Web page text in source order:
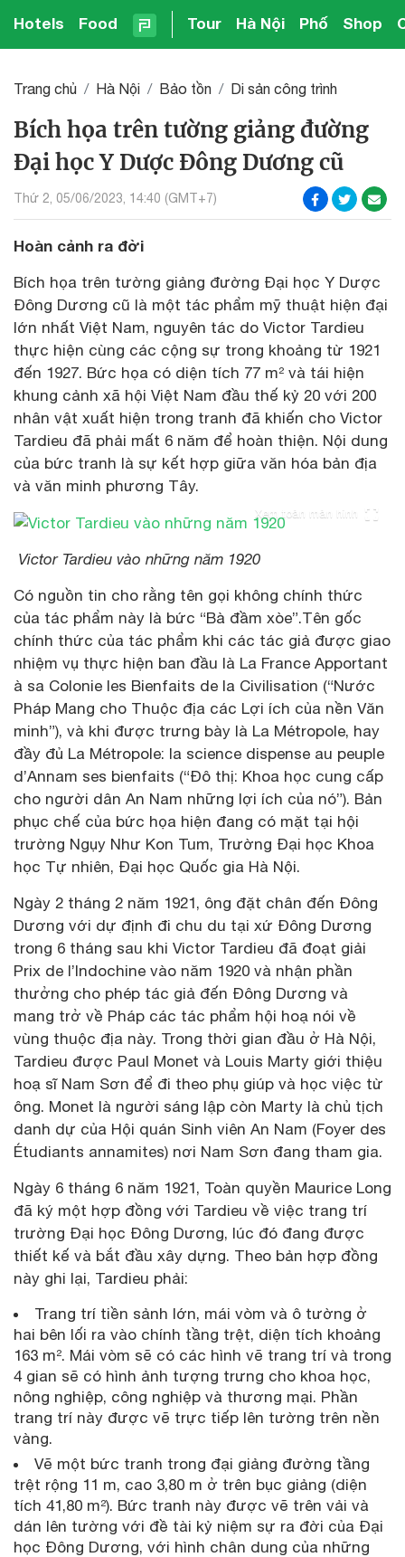
Hotels Food Tour Hà Nội Phố Shop
Trang chủ Hà Nội Bảo tồn Di sản công trình
Bích họa trên tường giảng đường
Đại học Y Dược Đông Dương cũ
Thứ 2, 05/06/2023, 14:40 (GMT+7)
Hoàn cảnh ra đời
Bích họa trên tường giảng đường Đại học Y Dược
Đông Dương cũ là một tác phẩm mỹ thuật hiện đại
lớn nhất Việt Nam, nguyên tác do Victor Tardieu
thực hiện cùng các cộng sự trong khoảng từ 1921
đến 1927. Bức họa có diện tích 77 m² và tái hiện
khung cảnh xã hội Việt Nam đầu thế kỷ 20 với 200
nhân vật xuất hiện trong tranh đã khiến cho Victor
Tardieu đã phải mất 6 năm để hoàn thiện. Nội dung
của bức tranh là sự kết hợp giữa văn hóa bản địa
và văn minh phương Tây.
Xem toàn màn hình
Victor Tardieu vào những năm 1920
Có nguồn tin cho rằng tên gọi không chính thức
của tác phẩm này là bức “Bà đầm xòe”.Tên gốc
chính thức của tác phẩm khi các tác giả được giao
nhiệm vụ thực hiện ban đầu là La France Apportant
à sa Colonie les Bienfaits de la Civilisation (“Nước
Pháp Mang cho Thuộc địa các Lợi ích của nền Văn
minh”), và khi được trưng bày là La Métropole, hay
đầy đủ La Métropole: la science dispense au peuple
d’Annam ses bienfaits (“Đô thị: Khoa học cung cấp
cho người dân An Nam những lợi ích của nó”). Bản
phục chế của bức họa hiện đang có mặt tại hội
trường Ngụy Như Kon Tum, Trường Đại học Khoa
học Tự nhiên, Đại học Quốc gia Hà Nội.
Ngày 2 tháng 2 năm 1921, ông đặt chân đến Đông
Dương với dự định đi chu du tại xứ Đông Dương
trong 6 tháng sau khi Victor Tardieu đã đoạt giải
Prix de l’Indochine vào năm 1920 và nhận phần
thưởng cho phép tác giả đến Đông Dương và
mang trở về Pháp các tác phẩm hội hoạ nói về
vùng thuộc địa này. Trong thời gian đầu ở Hà Nội,
Tardieu được Paul Monet và Louis Marty giới thiệu
hoạ sĩ Nam Sơn để đi theo phụ giúp và học việc từ
ông. Monet là người sáng lập còn Marty là chủ tịch
danh dự của Hội quán Sinh viên An Nam (Foyer des
Étudiants annamites) nơi Nam Sơn đang tham gia.
Ngày 6 tháng 6 năm 1921, Toàn quyền Maurice Long
đã ký một hợp đồng với Tardieu về việc trang trí
trường Đại học Đông Dương, lúc đó đang được
thiết kế và bắt đầu xây dựng. Theo bản hợp đồng
này ghi lại, Tardieu phải:
Trang trí tiền sảnh lớn, mái vòm và ô tường ở
hai bên lối ra vào chính tầng trệt, diện tích khoảng
163 m². Mái vòm sẽ có các hình vẽ trang trí và trong
4 gian sẽ có hình ảnh tượng trưng cho khoa học,
nông nghiệp, công nghiệp và thương mại. Phần
trang trí này được vẽ trực tiếp lên tường trên nền
vàng.
Vẽ một bức tranh trong đại giảng đường tầng
trệt rộng 11 m, cao 3,80 m ở trên bục giảng (diện
tích 41,80 m²). Bức tranh này được vẽ trên vải và
dán lên tường với đề tài kỷ niệm sự ra đời của Đại
học Đông Dương, với hình chân dung của những